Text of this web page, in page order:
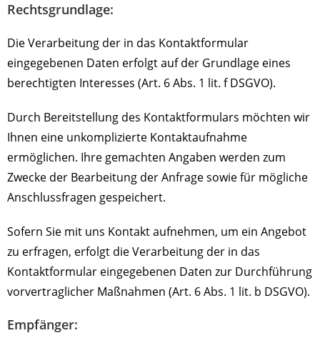
Rechtsgrundlage:
Die Verarbeitung der in das Kontaktformular
eingegebenen Daten erfolgt auf der Grundlage eines
berechtigten Interesses (Art. 6 Abs. 1 lit. f DSGVO).
Durch Bereitstellung des Kontaktformulars möchten wir
Ihnen eine unkomplizierte Kontaktaufnahme
ermöglichen. Ihre gemachten Angaben werden zum
Zwecke der Bearbeitung der Anfrage sowie für mögliche
Anschlussfragen gespeichert.
Sofern Sie mit uns Kontakt aufnehmen, um ein Angebot
zu erfragen, erfolgt die Verarbeitung der in das
Kontaktformular eingegebenen Daten zur Durchführung
vorvertraglicher Maßnahmen (Art. 6 Abs. 1 lit. b DSGVO).
Empfänger: